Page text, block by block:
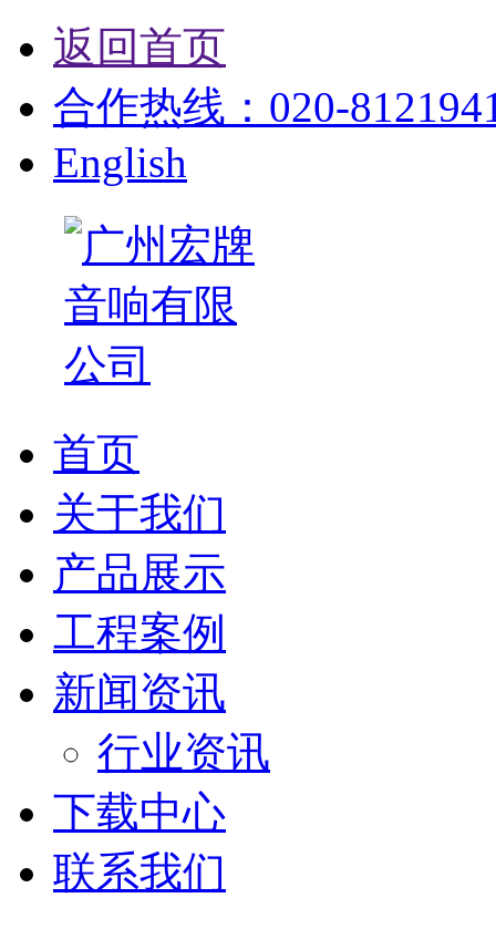
返回首页
合作热线：020-
English
首页
关于我们
产品展示
工程案例
新闻资讯
行业资讯
下载中心
联系我们